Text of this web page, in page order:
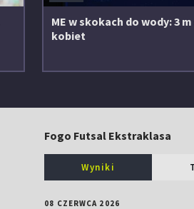
ME w skokach do wody: 3
kobiet
Fogo Futsal Ekstraklasa
Wyniki
08 CZERWCA 2026